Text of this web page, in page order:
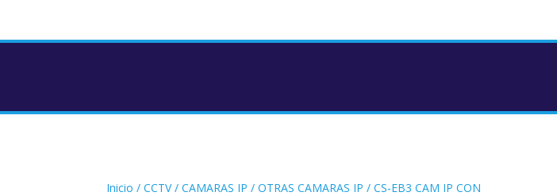
Inicio /CCTV/CAMARAS IP /OTRAS CAMARAS IP / CS-EB3 CAM IP CON